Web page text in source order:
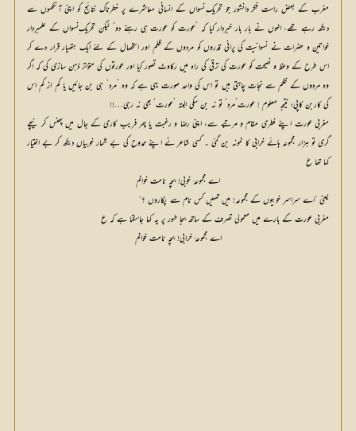
مغرب کے بعض راست فکر دانشور جو تحریک ِنسواں کے انسانی معاشرے پر خطرناک نتائج کو اپنی آنکھوں سے
دیکھ رہے تھے، انہوں نے بار بار خبردار کیا کہ ’عورت کو عورت ہی رہنے دو‘ لیکن تحریک ِنسواں کے علمبردار
خواتین و حضرات نے نسوانیت کی پرانی قدروں کو مردوں کے ظلم اور استحصال کے لئے ایک ہتھیار قرار دے کر
اس طرح کے وعظ و نصیحت کو عورت کی ترقی کی راہ میں رکاوٹ تصور کیا اور عورتوں کی متواتر ذہن سازی کی کہ اگر
وہ مردوں کے ظلم سے نجات چاہتی ہیں تو اس کی واحد صورت یہی ہے کہ وہ ’مرد‘ ہی بن جائیں یا کم از کم اس
کی کاربن کاپی؛ نتیجہ معلوم ! عورت’مرد‘ تو نہ بن سکی البتہ ’عورت‘ بھی نہ رہی…!!
مغربی عورت اپنے فطری مقام و مرتبے سے، اپنی رضا و رغبت یا پھر فریب کاری کے جال میں پھنس کر نیچے
گری تو ہزار مجموعہ ہائے خرابی کا نمونہ بن گئی ۔ کسی شاعر نے اپنے ممدوح کی بے شمار خوبیاں دیکھ کر بے اختیار
کہا تھا ع
اے مجموعہٴ خوبی! بچہ نامت خوانم
یعنی ”اے سراسر خوبیوں کے مجموعہ! میں تمہیں کس نام سے پکاروں ؟“
مغربی عورت کے بارے میں معمولی تصرف کے ساتھ بجا طور پر یہ کہا جاسکتا ہے کہ ع
اے مجموعہٴ خرابی! بچہ نامت خوانم